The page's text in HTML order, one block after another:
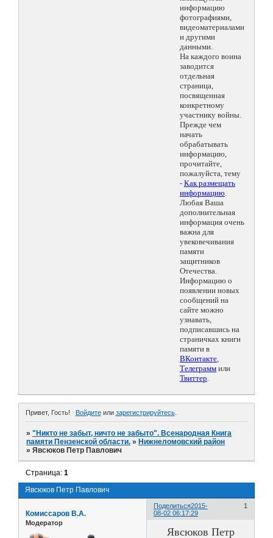
информацию
фотографиями,
видеоматериалами
и другими
данными.
На каждого воина
заводится
отдельная
страница,
посвященная
конкретному
участнику войны.
Прежде чем
начать
обрабатывать
информацию,
прочитайте,
пожалуйста, тему
- Как размещать
информацию.
Любая Ваша
дополнительная
информация очень
важна для
увековечивания
памяти
защитников
Отечества.
Информацию о
появлении новых
сообщений на
сайте можно
узнавать,
подписавшись на
страничках книги
памяти в
ВКонтакте,
Телеграмм или
Твиттер.
Привет, Гость! Войдитеили зарегистрируйтесь.
»"Никто не забыт, ничто не забыто". Всенародная Книга
памяти Пензенской области. » Нижнеломовский район
»Явсюков Петр Павлович
Явсюков Петр Павлович
Страница:1
Поделиться 1
2015-
08-02 06:17:29
Комиссаров В.А.
Модератор
Явсюков Петр